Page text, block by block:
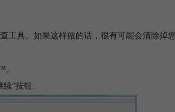
工具。如果这样做的话，很有可能会清除掉
。
续”按钮: